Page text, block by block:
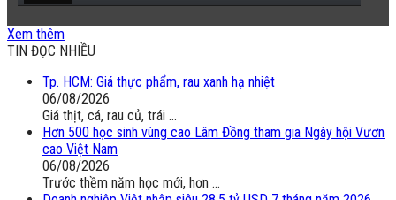
(VTC14) - Sữa ngoại, động vật sống sẽ được miễn thuế
Xem thêm
TIN ĐỌC NHIỀU
Tp. HCM: Giá thực phẩm, rau xanh hạ nhiệt
06/08/2026
Giá thịt, cá, rau củ, trái ...
Hơn 500 học sinh vùng cao Lâm Đồng tham gia Ngày hội Vươn
cao Việt Nam
06/08/2026
Trước thềm năm học mới, hơn ...